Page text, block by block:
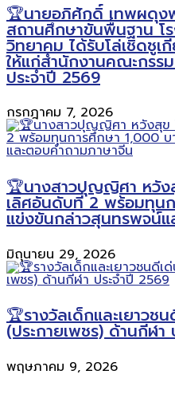
🏆นายอภิศักดิ์ เทพผดุง
สถานศึกษาขั้นพื้นฐาน โร
วิทยาคม ได้รับโล่เชิดชูเ
ให้แก่สำนักงานคณะกรร
ประจำปี 2569
กรกฎาคม 7, 2026
🏆นางสาวปุญญิศา หวัง
เลิศอันดับที่ 2 พร้อมทุน
แข่งขันกล่าวสุนทรพจน์แ
มิถุนายน 29, 2026
🏆รางวัลเด็กและเยาวช
(ประกายเพชร) ด้านกีฬา
พฤษภาคม 9, 2026